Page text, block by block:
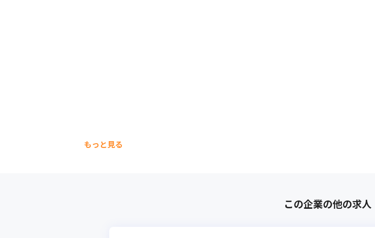
もっと見る
この企業の他の求人